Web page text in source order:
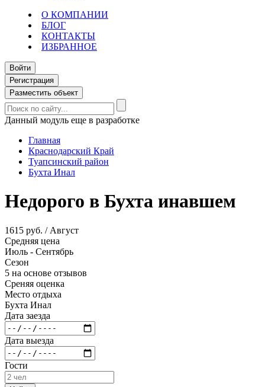
О КОМПАНИИ
БЛОГ
КОНТАКТЫ
ИЗБРАННОЕ
Войти
Регистрация
Разместить объект
Данный модуль еще в разработке
Главная
Краснодарский Край
Туапсинский район
Бухта Инал
Недорого в Бухта инавшем
1615 руб. / Август
Средняя цена
Июль - Сентябрь
Сезон
5 на основе отзывов
Среняя оценка
Место отдыха
Бухта Инал
Дата заезда
Дата выезда
Гости